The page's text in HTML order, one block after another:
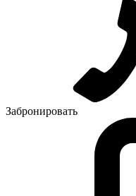
Забронировать